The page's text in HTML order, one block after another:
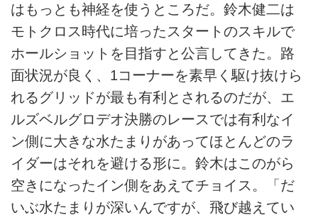
はもっとも神経を使うところだ。鈴木健二は
モトクロス時代に培ったスタートのスキルで
ホールショットを目指すと公言してきた。路
面状況が良く、1コーナーを素早く駆け抜けら
れるグリッドが最も有利とされるのだが、エ
ルズベルグロデオ決勝のレースでは有利なイ
ン側に大きな水たまりがあってほとんどのラ
イダーはそれを避ける形に。鈴木はこのがら
空きになったイン側をあえてチョイス。「だ
いぶ水たまりが深いんですが、飛び越えてい